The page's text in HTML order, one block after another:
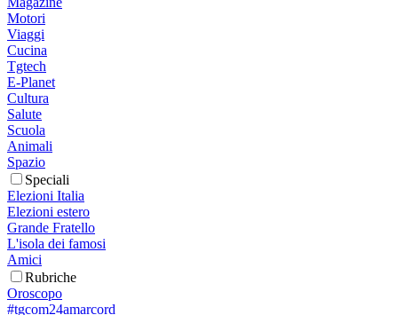
Motori
Viaggi
Cucina
Tgtech
E-Planet
Cultura
Salute
Scuola
Animali
Spazio
Speciali
Elezioni Italia
Elezioni estero
Grande Fratello
L'isola dei famosi
Amici
Rubriche
Oroscopo
#tgcom24amarcord